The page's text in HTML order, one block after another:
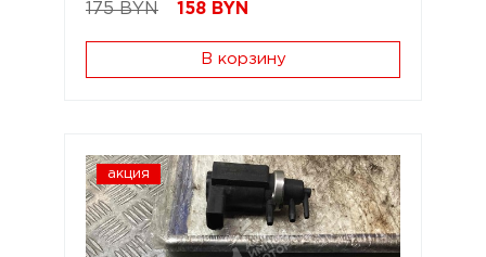
175 BYN 158 BYN
В корзину
акция